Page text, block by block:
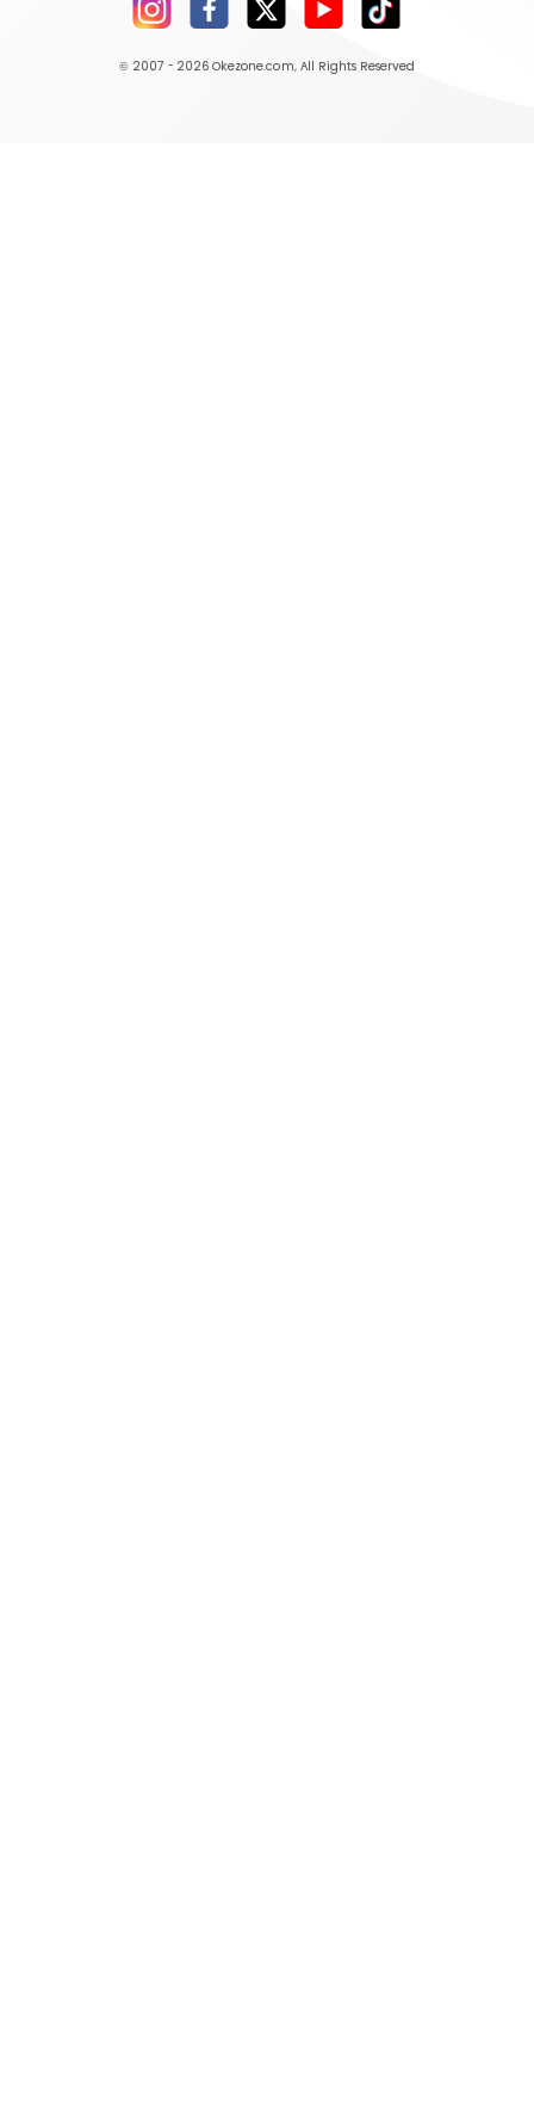
© 2007 - 2026 Okezone.com, All Rights Reserved